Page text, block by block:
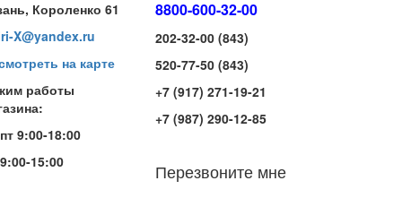
Короленко 61
X@yandex.ru
на карте
работы
9:00-18:00
15:00
8800-600-32-00
202-32-00 (843)
520-77-50 (843)
+7 (917) 271-19-21
+7 (987) 290-12-85
Перезвоните мне